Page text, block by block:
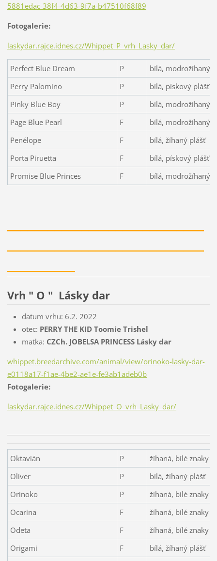
5881edac-38f4-4d63-9f7a-b47510f68f89
Fotogalerie:
laskydar.rajce.idnes.cz/Whippet_P_vrh_Lasky_dar/
Perfect Blue Dream P
bílá, modrožíhaný
Perry Palomino
P
bílá, pískový plášť
Pinky Blue Boy
P
bílá, modrožíhaný
Page Blue Pearl
F
bílá, modrožíhaný
Penélope
F
bílá, žíhaný plášť
Porta Piruetta
F
bílá, pískový plášť
Promise Blue Princes
F bílá, modrožíhaný
Vrh " O " Lásky dar
datum vrhu: 6.2. 2022
otec: PERRY THE KID Toomie Trishel
matka: CZCh. JOBELSA PRINCESS Lásky dar
whippet.breedarchive.com/animal/view/orinoko-lasky-dar-
e0118a17-f1ae-4be2-ae1e-fe3ab1adeb0b
Fotogalerie:
laskydar.rajce.idnes.cz/Whippet_O_vrh_Lasky_dar/
Oktavián P
žíhaná, bílé znaky
Oliver
P
bílá, žíhaný plášť
Orinoko
P
žíhaná, bílé znaky
Ocarina
F
žíhaná, bílé znaky
Odeta
F
žíhaná, bílé znaky
Origami
F
bílá, žíhaný plášť